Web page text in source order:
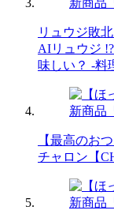
リュウジ敗
AIリュウジ
味しい？ -料
【最高のお
チャロン【